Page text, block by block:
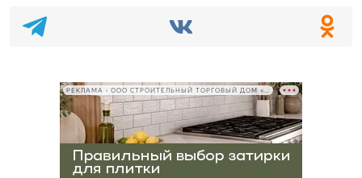
РЕКЛАМА • ООО СТРОИТЕЛЬНЫЙ ТОРГОВЫЙ ДОМ «ПЕТРОВИЧ», ИНН 7802348846